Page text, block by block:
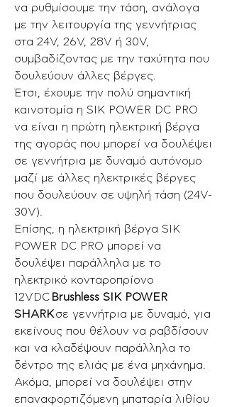
να ρυθμίσουμε την τάση, ανάλογα
με την λειτουργία της γεννήτριας
στα 24V, 26V, 28V ή 30V,
συμβαδίζοντας με την ταχύτητα που
δουλεύουν άλλες βέργες.
Έτσι, έχουμε την πολύ σημαντική
καινοτομία η SIK POWER DC PRO
να είναι η πρώτη ηλεκτρική βέργα
της αγοράς που μπορεί να δουλέψει
σε γεννήτρια με δυναμό αυτόνομο
μαζί με άλλες ηλεκτρικές βέργες
που δουλεύουν σε υψηλή τάση (24V-
30V).
Επίσης, η ηλεκτρική βέργα SIK
POWER DC PRO μπορεί να
δουλέψει παράλληλα με το
ηλεκτρικό κονταροπρίονο
12VDC Brushless SIK POWER
SHARKσε γεννήτρια με δυναμό, για
εκείνους που θέλουν να ραβδίσουν
και να κλαδέψουν παράλληλα το
δέντρο της ελιάς με ένα μηχάνημα.
Ακόμα, μπορεί να δουλέψει στην
επαναφορτιζόμενη μπαταρία λιθίου